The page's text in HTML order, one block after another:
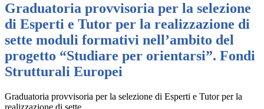
Graduatoria provvisoria per la selezione
di Esperti e Tutor per la realizzazione di
sette moduli formativi nell’ambito del
progetto “Studiare per orientarsi”. Fondi
Strutturali Europei
Graduatoria provvisoria per la selezione di Esperti e Tutor per la